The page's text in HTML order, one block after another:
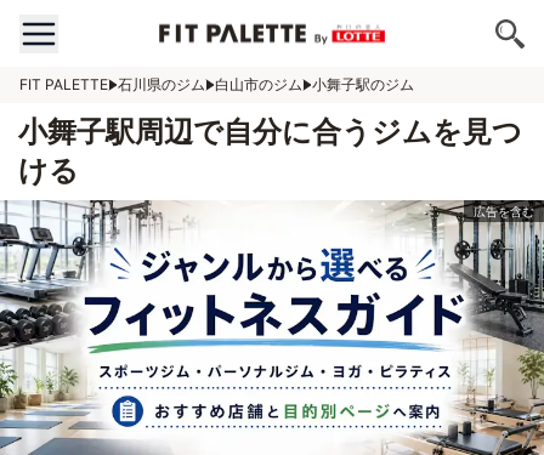
FIT PALETTE 石川県のジム 白山市のジム 小舞子駅のジム
小舞子駅周辺で自分に合うジムを見つ
ける